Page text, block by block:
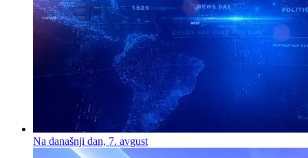
Na današnji dan, 7. avgust